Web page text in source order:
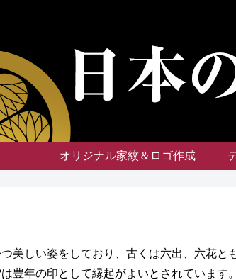
オリジナル家紋＆ロゴ作成
美しい姿をしており、古くは六出、六花と
豊年の印として縁起がよいとされています